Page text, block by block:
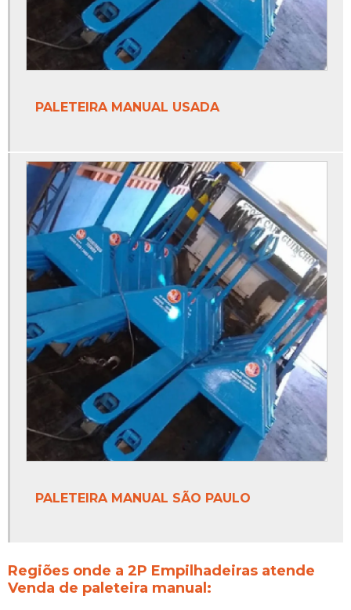
PALETEIRA MANUAL USADA
PALETEIRA MANUAL SÃO PAULO
Regiões onde a 2P Empilhadeiras atende
Venda de paleteira manual: